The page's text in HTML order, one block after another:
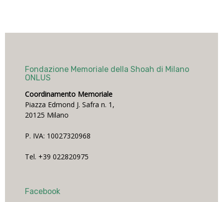
Fondazione Memoriale della Shoah di Milano
ONLUS
Coordinamento Memoriale
Piazza Edmond J. Safra n. 1,
20125 Milano
P. IVA: 10027320968
Tel. +39 022820975
Facebook